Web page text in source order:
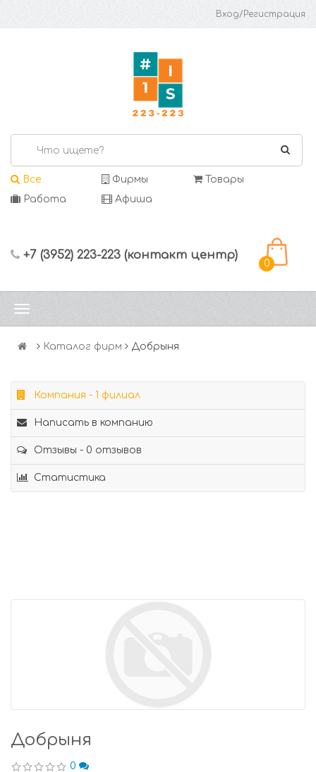
Вход/Регистрация
Все Фирмы
Товары
Работа
Афиша
+7 (3952) 223-223 (контакт центр)
0
Каталог фирм Добрыня
Компания - 1 филиал
Написать в компанию
Отзывы - 0 отзывов
Статистика
Добрыня
0